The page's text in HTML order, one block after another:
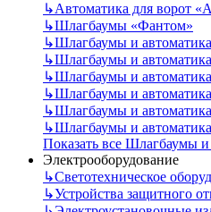
↳Автоматика для ворот
↳Шлагбаумы «Фантом»
↳Шлагбаумы и
↳Шлагбаумы и
↳Шлагбаумы и
↳Шлагбаумы и
↳Шлагбаумы и
↳Шлагбаумы и
Показать все Шлагбаумы и
Электрооборудование
↳Светотехническое
↳Устройства защитного